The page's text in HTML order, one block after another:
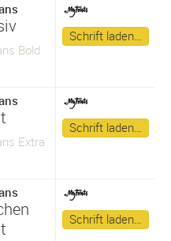
Bold
Schrift laden…
Extra
Schrift laden…
Schrift laden…